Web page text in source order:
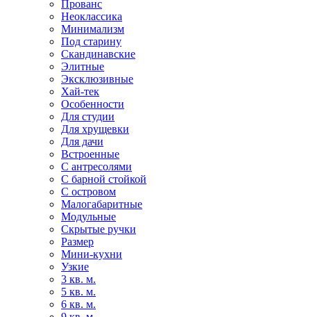
Прованс
Неоклассика
Минимализм
Под старину
Скандинавские
Элитные
Эксклюзивные
Хай-тек
Особенности
Для студии
Для хрущевки
Для дачи
Встроенные
С антресолями
С барной стойкой
С островом
Малогабаритные
Модульные
Скрытые ручки
Размер
Мини-кухни
Узкие
3 кв. м.
5 кв. м.
6 кв. м.